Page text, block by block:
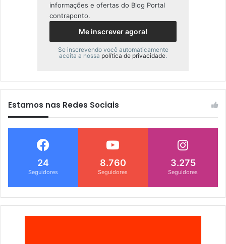
informações e ofertas do Blog Portal
contraponto.
Se inscrevendo você automaticamente
aceita a nossa política de privacidade.
Estamos nas Redes Sociais
24
Seguidores
8.760
Seguidores
3.275
Seguidores